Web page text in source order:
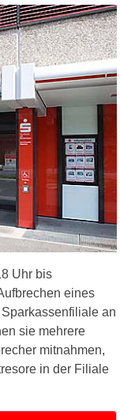
Uhr bis
eines
an
sie mehrere
mitnahmen,
in der Filiale